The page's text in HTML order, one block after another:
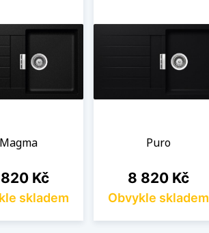
Magma
Kč
skladem
Puro
Cena
8 820 Kč
Obvykle skladem